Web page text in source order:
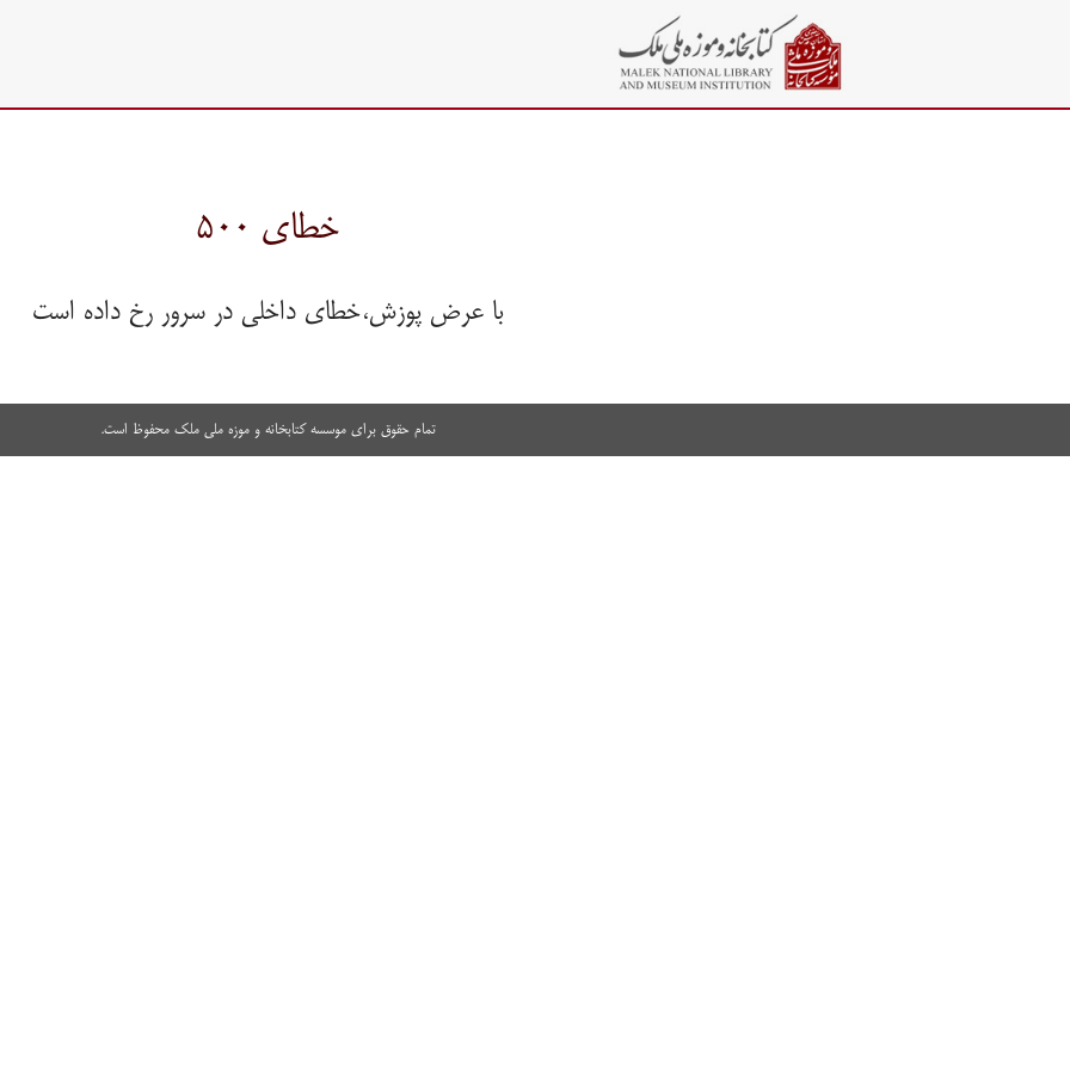
خطای ۵۰۰
با عرض پوزش،خطای داخلی در سرور رخ داده است
تمام حقوق برای موسسه کتابخانه و موزه ملی ملک محفوظ است.